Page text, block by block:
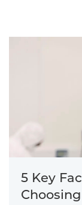
5 Key